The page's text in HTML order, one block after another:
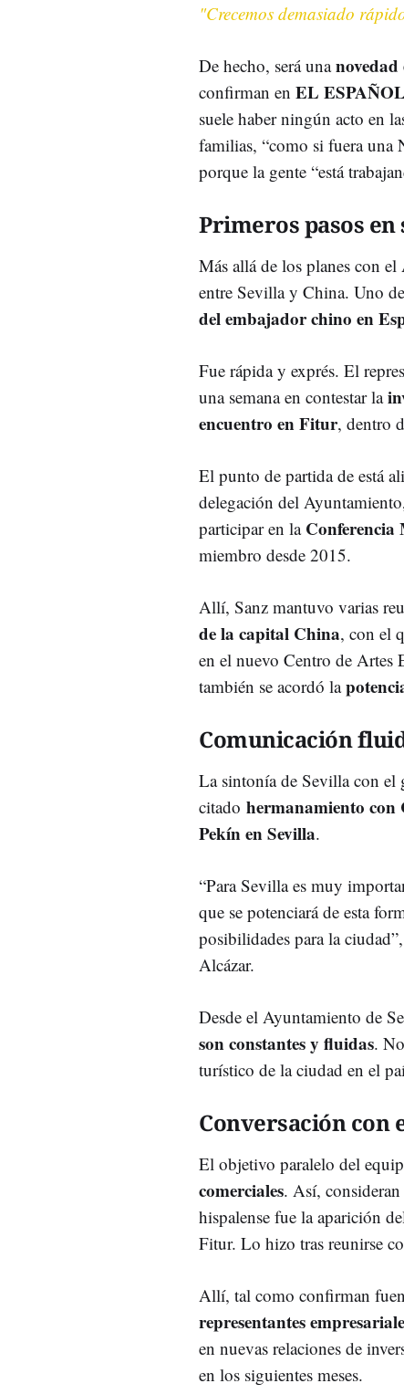
"Crecemos demasiado
De hecho, será una
confirman en EL ESPAÑOL
suele haber ningún acto en
familias, “como si fuera una
porque la gente “está
Primeros pasos
Más allá de los planes con
entre Sevilla y China. Uno
del embajador chino en
Fue rápida y exprés. El
una semana en contestar la
encuentro en Fitur, dentro
El punto de partida de está
delegación del
participar en la Conferencia
miembro desde 2015.
Allí, Sanz mantuvo varias
de la capital China, con el
en el nuevo Centro de Artes
también se acordó la
Comunicación
La sintonía de Sevilla con el
citado hermanamiento con
Pekín en Sevilla.
“Para Sevilla es muy
que se potenciará de esta
posibilidades para la
Alcázar.
Desde el Ayuntamiento de
son constantes y fluidas.
turístico de la ciudad en el
Conversación con
El objetivo paralelo del
comerciales. Así,
hispalense fue la aparición
Fitur. Lo hizo tras reunirse
Allí, tal como confirman
representantes
en nuevas relaciones de
en los siguientes meses.